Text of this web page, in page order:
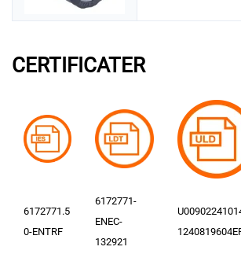
CERTIFICATER
6172771.5
0-ENTRF
6172771-
ENEC-
132921